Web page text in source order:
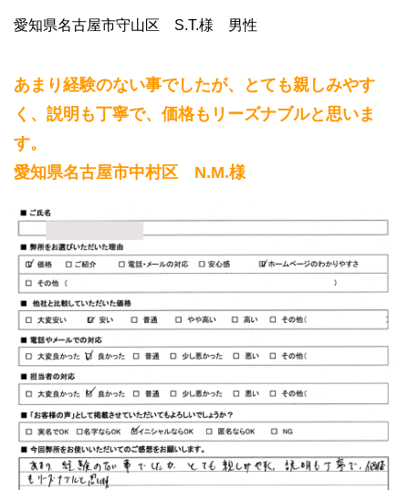
愛知県名古屋市守山区 S.T.様 男性
あまり経験のない事でしたが、とても親しみやす
く、説明も丁寧で、価格もリーズナブルと思いま
す。
愛知県名古屋市中村区 N.M.様